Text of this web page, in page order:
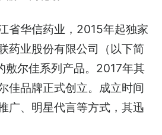
省华信药业，2015年起独家
药业股份有限公司（以下简
敷尔佳系列产品。2017年其
佳品牌正式创立。成立时间
广、明星代言等方式，其迅